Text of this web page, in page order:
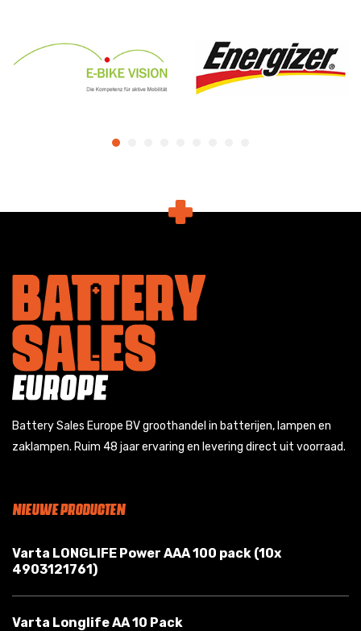
Battery Sales Europe BV groothandel in batterijen, lampen en
zaklampen. Ruim 48 jaar ervaring en levering direct uit voorraad.
NIEUWE PRODUCTEN
Varta LONGLIFE Power AAA 100 pack (10x
4903121761)
Varta Longlife AA 10 Pack